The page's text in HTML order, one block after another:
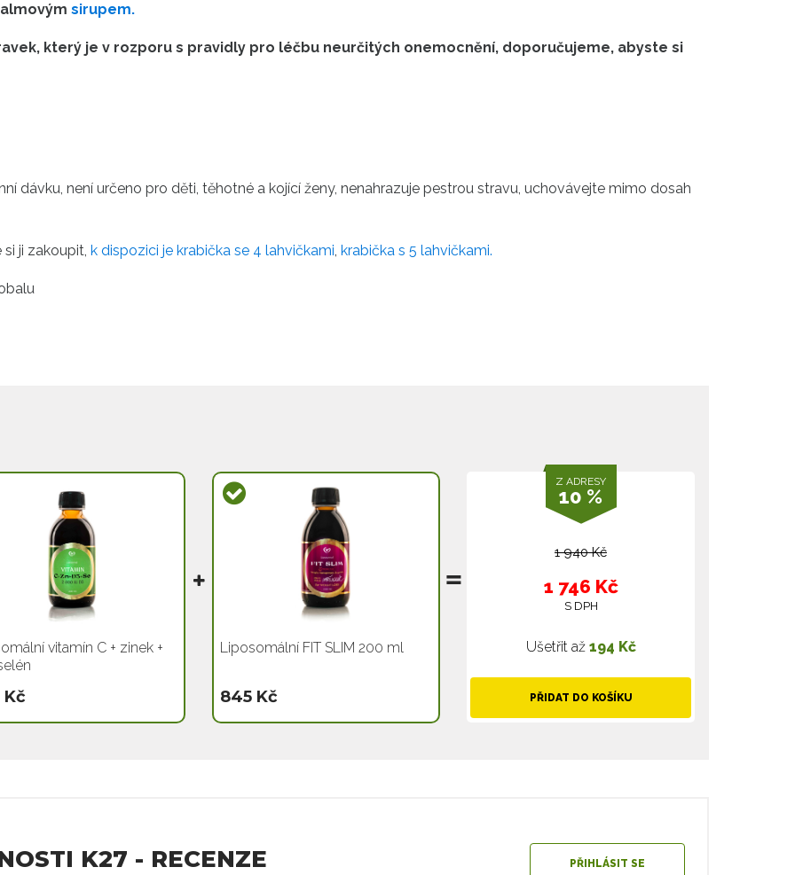
sirupem.
který je v rozporu s pravidly pro léčbu neurčitých onemocnění, doporučujeme, abyste si
dávku, není určeno pro děti, těhotné a kojící ženy, nenahrazuje pestrou stravu, uchovávejte mimo dosah
ji zakoupit, k dispozici je krabička se 4 lahvičkami, krabička s 5 lahvičkami.
vitamín C + zinek +
Liposomální FIT SLIM 200 ml
845 Kč
Z ADRESY
10 %
1 940 Kč
1 746 Kč
S DPH
Ušetřit až 194 Kč
PŘIDAT DO KOŠÍKU
K27 - RECENZE PŘIHLÁSIT SE